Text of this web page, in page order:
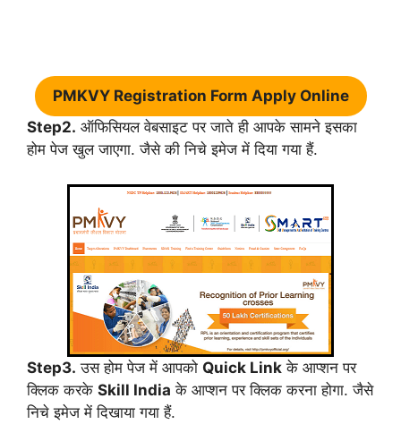
PMKVY Registration Form Apply Online
Step2. ऑफिसियल वेबसाइट पर जाते ही आपके सामने इसका
होम पेज खुल जाएगा. जैसे की निचे इमेज में दिया गया हैं.
Step3. उस होम पेज में आपको Quick Link के आप्शन पर
क्लिक करके Skill India के आप्शन पर क्लिक करना होगा. जैसे
निचे इमेज में दिखाया गया हैं.